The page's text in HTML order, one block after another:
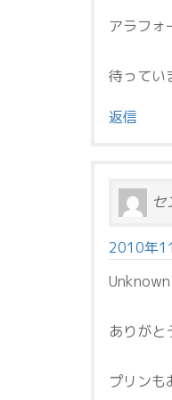
アラフォ
待ってい
返信
セ
2010年
Unknown
ありがと
プリンも